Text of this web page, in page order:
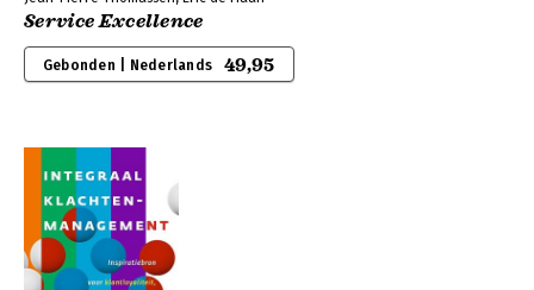
Service Excellence
Gebonden | Nederlands 49,95